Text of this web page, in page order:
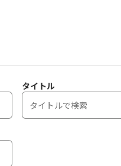
タイトル